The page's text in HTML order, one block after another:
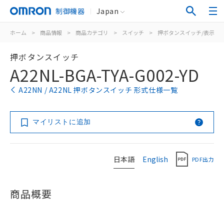
制御機器 Japan
ホーム > 商品情報 > 商品カテゴリ > スイッチ > 押ボタンスイッチ/表示灯
押ボタンスイッチ
A22NL-BGA-TYA-G002-YD
A22NN / A22NL 押ボタンスイッチ 形式仕様一覧
マイリストに追加
日本語 English PDF出力
商品概要